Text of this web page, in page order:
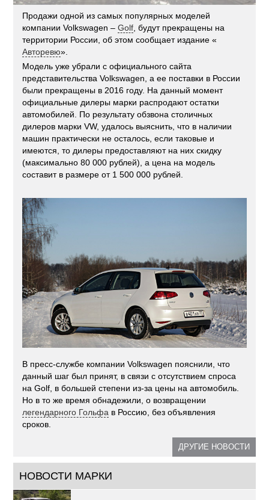
Продажи одной из самых популярных моделей
компании Volkswagen –Golf , будут прекращены на
территории России, об этом сообщает издание «
Авторевю».
Модель уже убрали с официального сайта
представительства Volkswagen, а ее поставки в России
были прекращены в 2016 году. На данный момент
официальные дилеры марки распродают остатки
автомобилей. По результату обзвона столичных
дилеров марки VW, удалось выяснить, что в наличии
машин практически не осталось, если таковые и
имеются, то дилеры предоставляют на них скидку
(максимально 80 000 рублей), а цена на модель
составит в размере от 1 500 000 рублей.
В пресс-службе компании Volkswagen пояснили, что
данный шаг был принят, в связи с отсутствием спроса
на Golf, в большей степени из-за цены на автомобиль.
Но в то же время обнадежили, о возвращении
легендарного Гольфа в Россию, без объявления
сроков.
ДРУГИЕ НОВОСТИ
НОВОСТИ МАРКИ